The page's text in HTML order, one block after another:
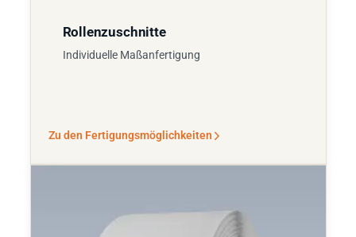
Rollenzuschnitte
Individuelle Maßanfertigung
Zu den Fertigungsmöglichkeiten